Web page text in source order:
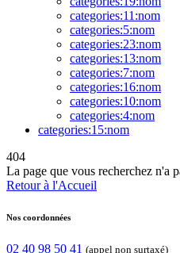
categories:11:nom
categories:5:nom
categories:23:nom
categories:13:nom
categories:7:nom
categories:16:nom
categories:10:nom
categories:4:nom
categories:15:nom
404
La page que vous recherchez n'a
Retour à l'Accueil
Nos coordonnées
02 40 98 50 41 (appel non surtaxé)